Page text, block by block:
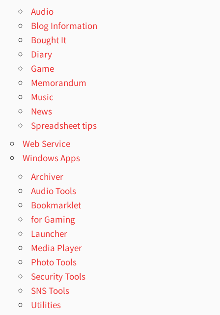
Audio
Blog Information
Bought It
Diary
Game
Memorandum
Music
News
Spreadsheet tips
Web Service
Windows Apps
Archiver
Audio Tools
Bookmarklet
for Gaming
Launcher
Media Player
Photo Tools
Security Tools
SNS Tools
Utilities